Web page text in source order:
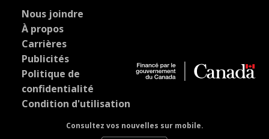
Nous joindre
À propos
Carrières
Publicités
Politique de
confidentialité
Condition d'utilisation
Consultez vos nouvelles sur mobile.